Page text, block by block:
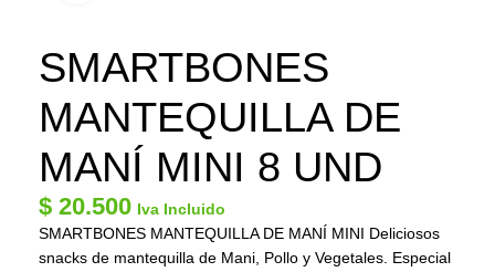
SMARTBONES
MANTEQUILLA DE
MANÍ MINI 8 UND
$ 20.500 Iva Incluido
SMARTBONES MANTEQUILLA DE MANÍ MINI Deliciosos
snacks de mantequilla de Mani, Pollo y Vegetales. Especial